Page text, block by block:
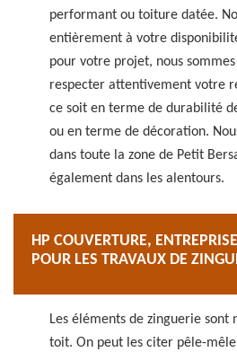
performant ou toiture datée.
entièrement à votre
pour votre projet, nous
respecter attentivement votre
ce soit en terme de durabilité
ou en terme de décoration.
dans toute la zone de Petit
également dans les alentours.
HP COUVERTURE,
POUR LES TRAVAUX DE
Les éléments de zinguerie sont
toit. On peut les citer pêle-mêle